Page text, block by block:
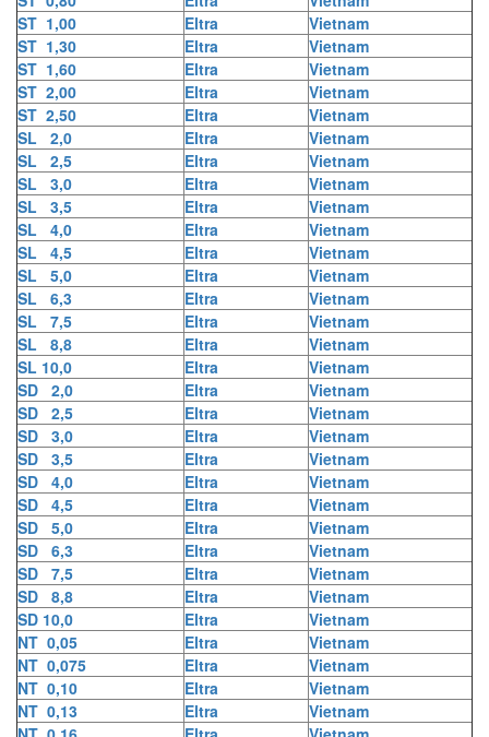
ST 1,00
Eltra
Vietnam
ST 1,30
Eltra
Vietnam
ST 1,60
Eltra
Vietnam
ST 2,00
Eltra
Vietnam
ST 2,50
Eltra
Vietnam
SL 2,0
Eltra
Vietnam
SL 2,5
Eltra
Vietnam
SL 3,0
Eltra
Vietnam
SL 3,5
Eltra
Vietnam
SL 4,0
Eltra
Vietnam
SL 4,5
Eltra
Vietnam
SL 5,0
Eltra
Vietnam
SL 6,3
Eltra
Vietnam
SL 7,5
Eltra
Vietnam
SL 8,8
Eltra
Vietnam
SL 10,0
Eltra
Vietnam
SD 2,0
Eltra
Vietnam
SD 2,5
Eltra
Vietnam
SD 3,0
Eltra
Vietnam
SD 3,5
Eltra
Vietnam
SD 4,0
Eltra
Vietnam
SD 4,5
Eltra
Vietnam
SD 5,0
Eltra
Vietnam
SD 6,3
Eltra
Vietnam
SD 7,5
Eltra
Vietnam
SD 8,8
Eltra
Vietnam
SD 10,0
Eltra
Vietnam
NT 0,05
Eltra
Vietnam
NT 0,075
Eltra
Vietnam
NT 0,10
Eltra
Vietnam
NT 0,13
Eltra
Vietnam